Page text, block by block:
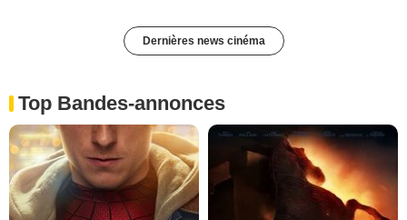
Dernières news cinéma
Top Bandes-annonces